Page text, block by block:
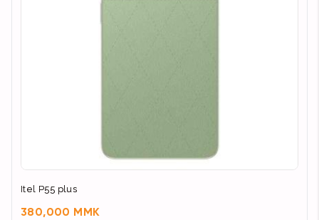
Itel P55 plus
380,000 MMK